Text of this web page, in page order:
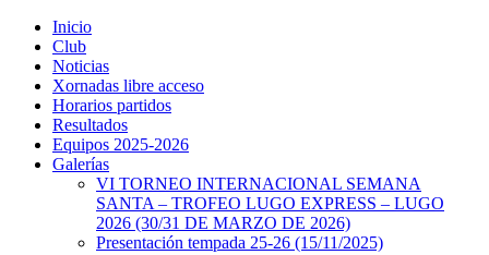
Inicio
Club
Noticias
Xornadas libre acceso
Horarios partidos
Resultados
Equipos 2025-2026
Galerías
VI TORNEO INTERNACIONAL SEMANA
SANTA – TROFEO LUGO EXPRESS – LUGO
2026 (30/31 DE MARZO DE 2026)
Presentación tempada 25-26 (15/11/2025)